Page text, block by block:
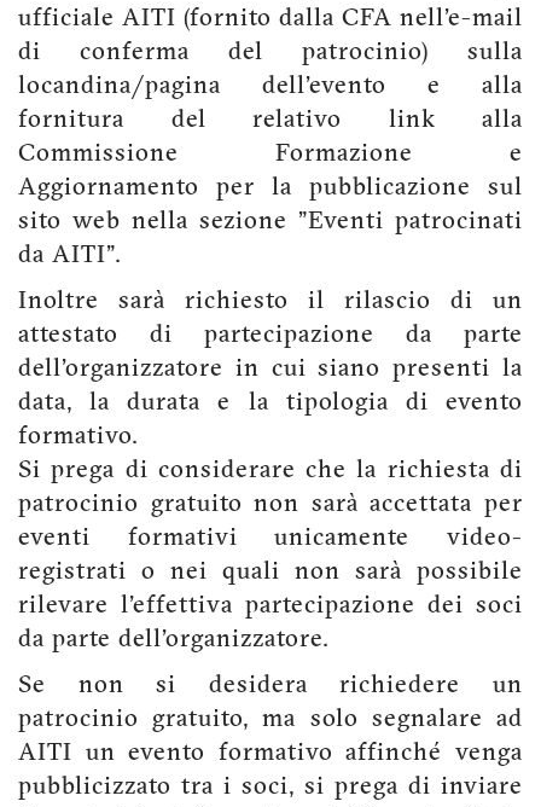
ufficiale AITI (fornito dalla CFA nell'e-mail
di conferma del patrocinio) sulla
locandina/pagina dell'evento e alla
fornitura del relativo link alla
Commissione Formazione e
Aggiornamento per la pubblicazione sul
sito web nella sezione "Eventi patrocinati
da AITI".
Inoltre sarà richiesto il rilascio di un
attestato di partecipazione da parte
dell'organizzatore in cui siano presenti la
data, la durata e la tipologia di evento
formativo.
Si prega di considerare che la richiesta di
patrocinio gratuito non sarà accettata per
eventi formativi unicamente video-
registrati o nei quali non sarà possibile
rilevare l'effettiva partecipazione dei soci
da parte dell'organizzatore.
Se non si desidera richiedere un
patrocinio gratuito, ma solo segnalare ad
AITI un evento formativo affinché venga
pubblicizzato tra i soci, si prega di inviare